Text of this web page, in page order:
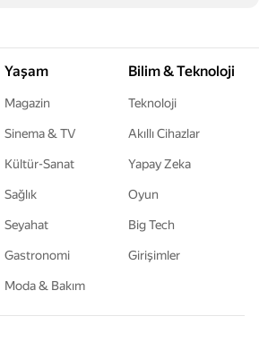
Yaşam
Magazin
Sinema & TV
Kültür-Sanat
Sağlık
Seyahat
Gastronomi
Moda & Bakım
Bilim & Teknoloji
Teknoloji
Akıllı Cihazlar
Yapay Zeka
Oyun
Big Tech
Girişimler